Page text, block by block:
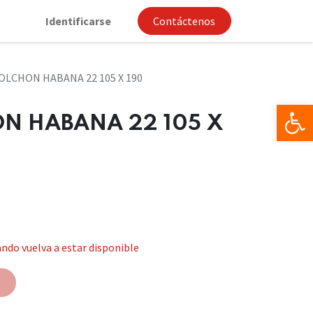
Identificarse Contáctenos
HABANA 22 105 X 190
HABANA 22 105 X
vuelva a estar disponible